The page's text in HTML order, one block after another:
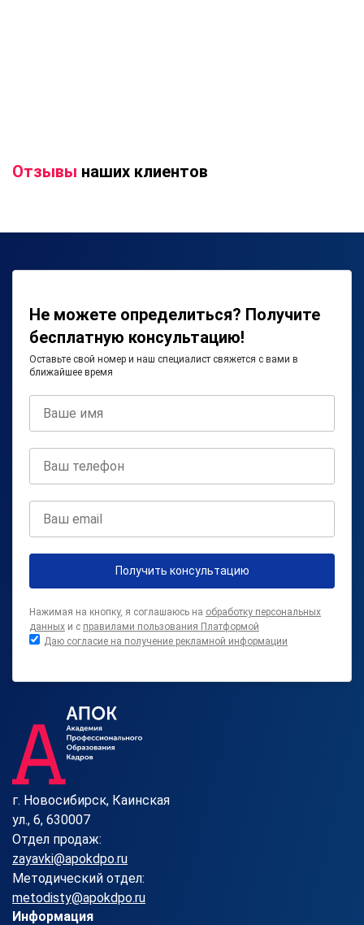
Отзывы наших клиентов
Не можете определиться? Получите
бесплатную консультацию!
Оставьте свой номер и наш специалист свяжется с вами в
ближайшее время
Получить консультацию
Нажимая на кнопку, я соглашаюсь на обработку персональных
данных и с правилами пользования Платформой
Даю согласие на получение рекламной информации
г. Новосибирск, Каинская
ул., 6, 630007
Отдел продаж:
zayavki@apokdpo.ru
Методический отдел:
metodisty@apokdpo.ru
Информация